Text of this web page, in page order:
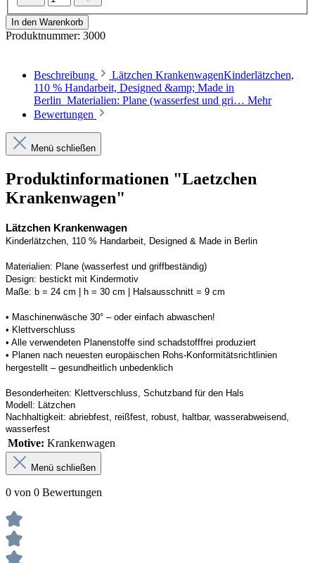
In den Warenkorb
Produktnummer: 3000
Beschreibung
Lätzchen KrankenwagenKinderlätzchen,
110 % Handarbeit, Designed &amp; Made in
Berlin Materialien: Plane (wasserfest und gri… Mehr
Bewertungen
Menü schließen
Produktinformationen "Laetzchen
Krankenwagen"
Lätzchen Krankenwagen
Kinderlätzchen, 110 % Handarbeit, Designed & Made in Berlin
Materialien: Plane (wasserfest und griffbeständig)
Design: bestickt mit Kindermotiv
Maße: b = 24 cm | h = 30 cm | Halsausschnitt = 9 cm
• Maschinenwäsche 30° – oder einfach abwaschen!
• Klettverschluss
• Alle verwendeten Planenstoffe sind schadstofffrei produziert
• Planen nach neuesten europäischen Rohs-Konformitätsrichtlinien
hergestellt – gesundheitlich unbedenklich
Besonderheiten: Klettverschluss, Schutzband für den Hals
Modell: Lätzchen
Nachhaltigkeit: abriebfest, reißfest, robust, haltbar, wasserabweisend,
wasserfest
Motive: Krankenwagen
Menü schließen
0 von 0 Bewertungen